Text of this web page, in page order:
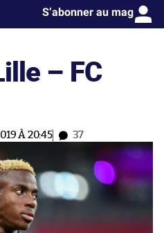
S’abonner au mag
– FC
À 20:45 37